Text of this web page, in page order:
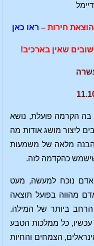
חירות – ראו כאן
שאין בארכיב!
בה הקרמה פועלת, נושא
ליצור מושג אודות מה
מלאה של משמעות
שישמש כהקדמה לזה.
נוכח למעשה, מעט
מהווה בפועל תוצאה
ביותר של המילה.
עכשיו, כל ממלכות הטבע
הצמחים והחיות